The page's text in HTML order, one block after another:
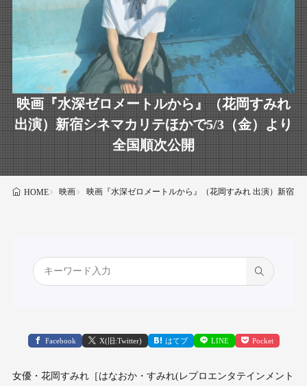
映画『水深ゼロメートルから』（花岡すみれ
出演）新宿シネマカリテほかで5/3（金）より
全国順次公開
HOME 映画 映画『水深ゼロメートルから』（花岡すみれ 出演）新宿
Facebook X(旧:Twitter) はてブ LINE Pocket
女優・花岡すみれ［はなおか・すみれ(レプロエンタテインメント